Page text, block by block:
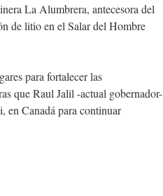
La Alumbrera, antecesora del
de litio en el Salar del Hombre
para fortalecer las
que Raul Jalil -actual gobernador-
en Canadá para continuar